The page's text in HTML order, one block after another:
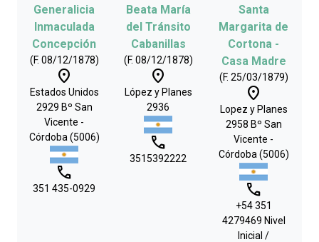
Generalicia
Inmaculada
Concepción
(F. 08/12/1878)
place
Estados Unidos
2929 Bº San
Vicente -
Córdoba (5006)
phone
351 435-0929
Beata María
del Tránsito
Cabanillas
(F. 08/12/1878)
place
López y Planes
2936
phone
3515392222
Santa
Margarita de
Cortona -
Casa Madre
(F. 25/03/1879)
place
Lopez y Planes
2958 Bº San
Vicente -
Córdoba (5006)
phone
+54 351
4279469 Nivel
Inicial /